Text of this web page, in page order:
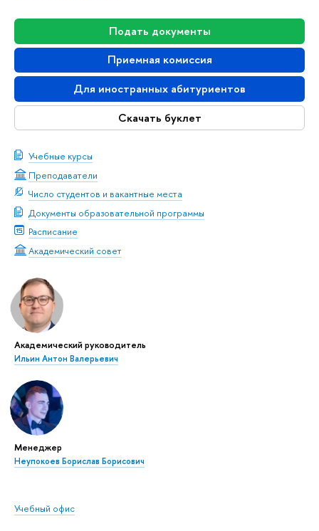
Подать документы
Приемная комиссия
Для иностранных абитуриентов
Скачать буклет
Учебные курсы
Преподаватели
Число студентов и вакантные места
Документы образовательной программы
Расписание
Академический совет
Академический руководитель
Ильин Антон Валерьевич
Менеджер
Неупокоев Борислав Борисович
Учебный офис